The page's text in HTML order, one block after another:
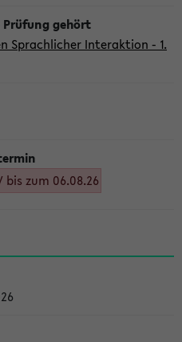
Sprachlicher Interaktion - 1.
bis zum 06.08.26